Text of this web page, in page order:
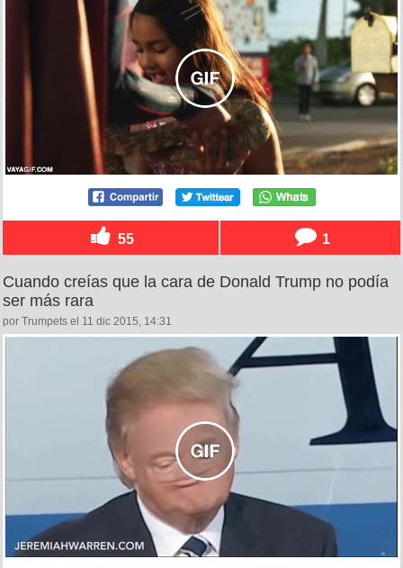
55 1
Cuando creías que la cara de Donald Trump no podía
ser más rara
por Trumpets el 11 dic 2015, 14:31